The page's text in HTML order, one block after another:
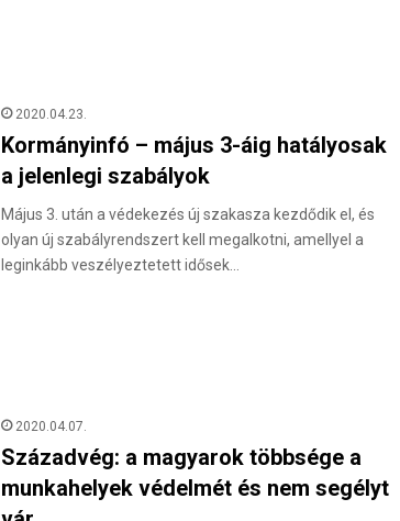
2020.04.23.
Kormányinfó – május 3-áig hatályosak
a jelenlegi szabályok
Május 3. után a védekezés új szakasza kezdődik el, és
olyan új szabályrendszert kell megalkotni, amellyel a
leginkább veszélyeztetett idősek…
2020.04.07.
Századvég: a magyarok többsége a
munkahelyek védelmét és nem segélyt